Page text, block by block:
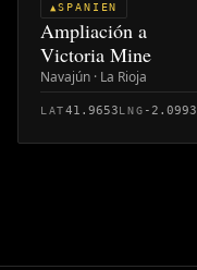
▲ SPANIEN
Ampliación a
Victoria Mine
Navajún · La Rioja
LAT41.9653LNG -2.0993